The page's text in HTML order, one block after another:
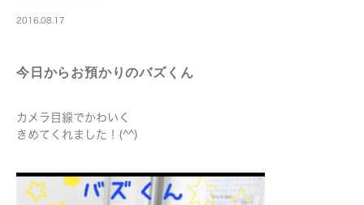
2016.08.17
今日からお預かりのバズくん
カメラ目線でかわいく
きめてくれました！(^^)